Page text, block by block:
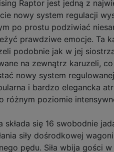
Raptor jest jedną z
nowy system regulacji
po prostu podziwiać
prawdziwe emocje. Ta
podobnie jak w jej
na zewnątrz karuzeli,
nowy system
i bardzo elegancka
różnym poziomie
składa się 16 swobodnie
siły dośrodkowej
pędu. Siła wbija gości